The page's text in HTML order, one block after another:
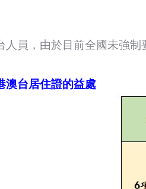
人員，由於目前全國未強
澳台居住證的益處